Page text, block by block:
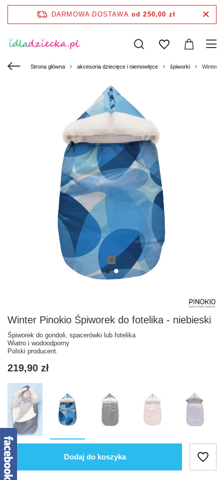
DARMOWA DOSTAWA od 250,00 zł
Strona główna akcesoria dziecięce i niemowlęce śpiworki Winter
Winter Pinokio Śpiworek do fotelika - niebieski
Śpiworek do gondoli, spacerówki lub fotelika
Wiatro i wodoodporny
Polski producent.
219,90 zł
Dodaj do koszyka